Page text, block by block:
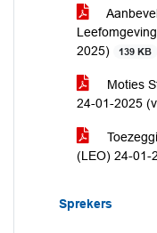
2025)
139 KB
Moties
24-01-2025
(LEO) 24-01-
Sprekers